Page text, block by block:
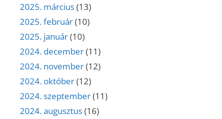
2025. március(13)
2025. február(10)
2025. január(10)
2024. december(11)
2024. november(12)
2024. október(12)
2024. szeptember(11)
2024. augusztus(16)